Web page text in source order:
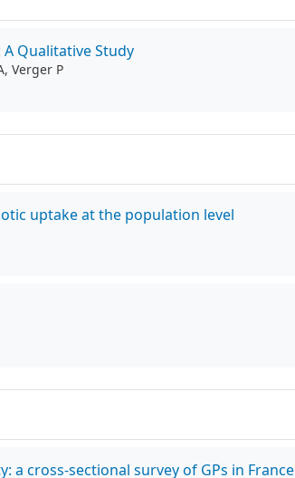
Qualitative Study
Verger P
uptake at the population level
cross-sectional survey of GPs in France